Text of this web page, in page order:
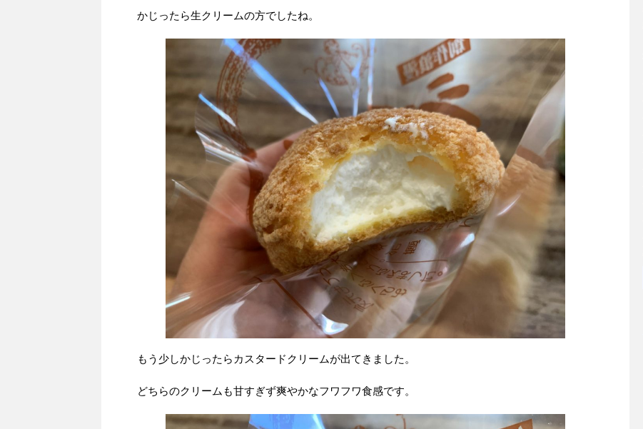
かじったら生クリームの方でしたね。
もう少しかじったらカスタードクリームが出てきました。
どちらのクリームも甘すぎず爽やかなフワフワ食感です。